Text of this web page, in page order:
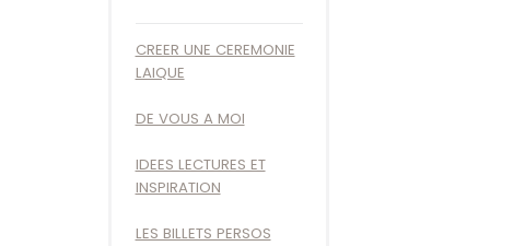
CREER UNE CEREMONIE
LAIQUE
DE VOUS A MOI
IDEES LECTURES ET
INSPIRATION
LES BILLETS PERSOS